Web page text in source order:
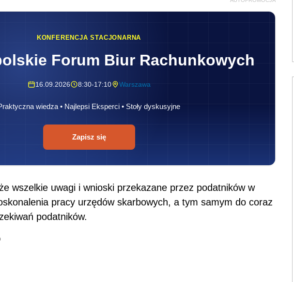
KONFERENCJA STACJONARNA
Forum Biur Rachunkowych
16.09.2026 8:30-17:10 Warszawa
wiedza • Najlepsi Eksperci • Stoły dyskusyjne
Zapisz się
wszelkie uwagi i wnioski przekazane przez podatników w
pracy urzędów skarbowych, a tym samym do coraz
podatników.